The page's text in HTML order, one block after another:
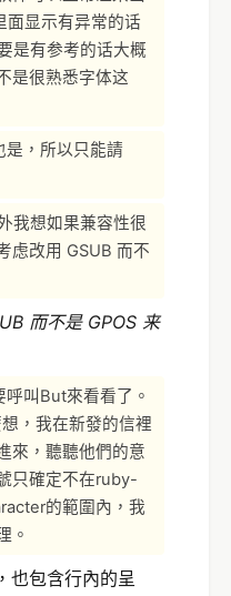
显示有异常的话
是有参考的话大概
是很熟悉字体这
是，所以只能請
我想如果兼容性很
虑改用 GSUB 而不
而不是 GPOS 来
呼叫But來看看了。
，我在新發的信裡
來，聽聽他們的意
只確定不在ruby-
的範圍內，我
。
也包含行內的呈